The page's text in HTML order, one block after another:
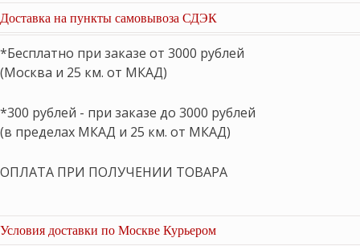
Доставка на пункты самовывоза СДЭК
*Бесплатно при заказе от 3000 рублей
(Москва и 25 км. от МКАД)
*300 рублей - при заказе до 3000 рублей
(в пределах МКАД и 25 км. от МКАД)
ОПЛАТА ПРИ ПОЛУЧЕНИИ ТОВАРА
Условия доставки по Москве Курьером